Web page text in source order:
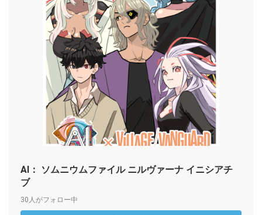
AI： ソムニウムファイル ニルヴァーナ イニシアチ
ブ
30人がフォロー中